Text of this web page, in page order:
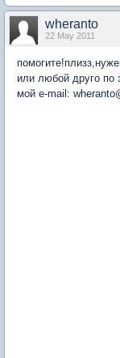
wheranto
22 May 2011
или любой друго по
мой e-mail: